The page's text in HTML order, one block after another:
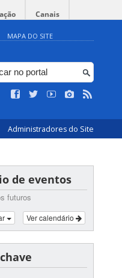
Canais
MAPA DO SITE
Administradores do Site
de eventos
futuros
Ver calendário